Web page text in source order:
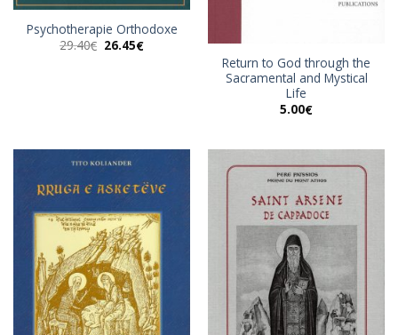
Psychotherapie Orthodoxe
29.40€ Original
price
26.45€Η
Return to God through the
Sacramental and Mystical
Life
5.00€